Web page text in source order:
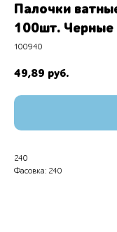
Палочки
100шт. Черные
100940
49,89 руб.
240
Фасовка: 240